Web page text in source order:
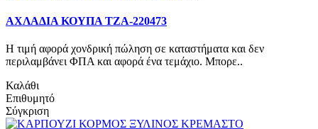
ΑΧΛΑΔΙΑ ΚΟΥΠΑ ΤΖΑ-220473
Η τιμή αφορά χονδρική πώληση σε καταστήματα και δεν
περιλαμβάνει ΦΠΑ και αφορά ένα τεμάχιο. Μπορε..
Καλάθι
Επιθυμητό
Σύγκριση